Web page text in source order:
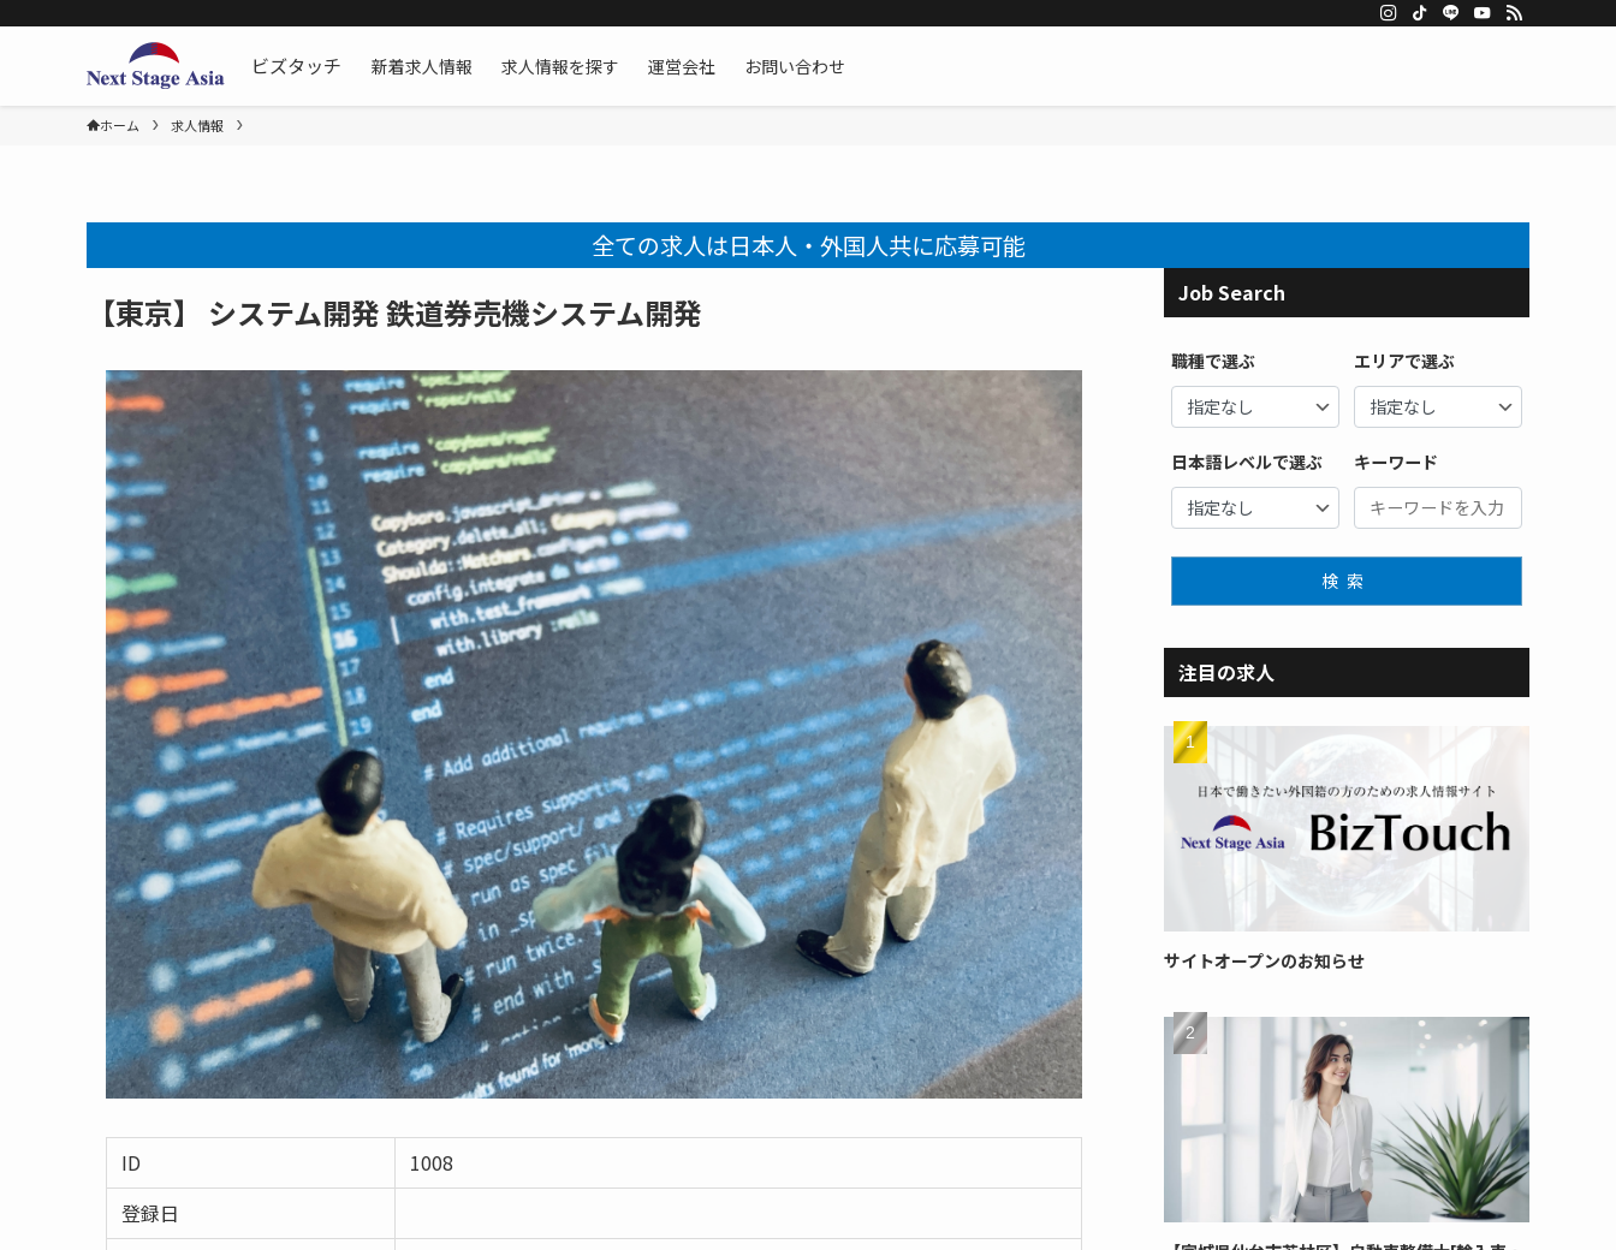
ビズタッチ
新着求人情報 求人情報を探す 運営会社 お問い合わせ
ホーム 求人情報
全ての求人は日本人・外国人共に応募可能
【東京】 システム開発 鉄道券売機システム開発
ID
1008
登録日
Job Search
職種で選ぶ エリアで選ぶ
日本語レベルで選ぶ キーワード
検索
注目の求人
サイトオープンのお知らせ